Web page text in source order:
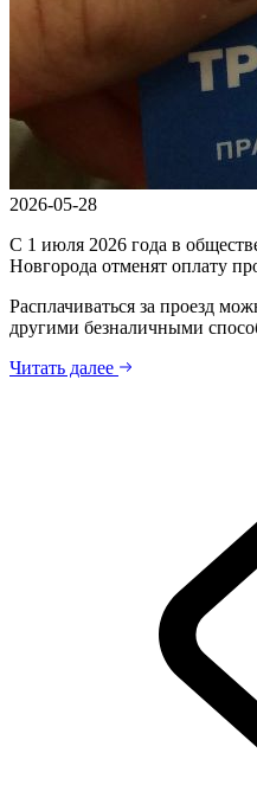
2026-05-28
С 1 июля 2026 года в
Новгорода отменят оплату
Расплачиваться за проезд
другими безналичными
Читать далее